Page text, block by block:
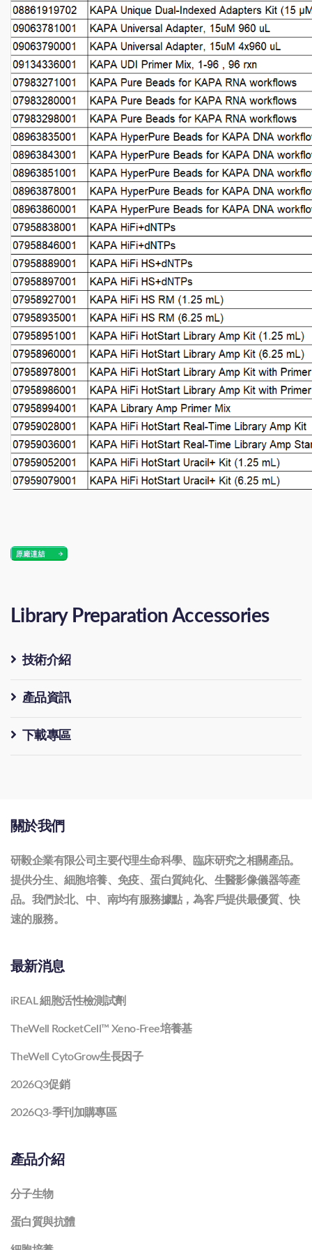
Library Preparation Accessories
技術介紹
產品資訊
下載專區
關於我們
研毅企業有限公司主要代理生命科學、臨床研究之相關產品。
提供分生、細胞培養、免疫、蛋白質純化、生醫影像儀器等產
品。我們於北、中、南均有服務據點，為客戶提供最優質、快
速的服務。
最新消息
iREAL 細胞活性檢測試劑
TheWell RocketCell™ Xeno-Free培養基
TheWell CytoGrow生長因子
2026Q3促銷
2026Q3-季刊加購專區
產品介紹
分子生物
蛋白質與抗體